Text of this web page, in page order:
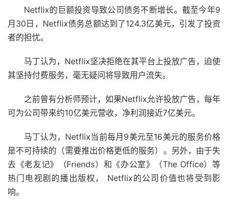
Netflix的巨额投资导致公司债务不断增长。截至今年9
月30日，Netflix债务总额达到了124.3亿美元，引发了投资
者的担忧。
马丁认为，Netflix坚决拒绝在其平台上投放广告，迫使
其坚持付费服务，毫无疑问将导致用户流失。
之前曾有分析师预计，如果Netflix允许投放广告，每年
可为公司带来约10亿美元营收，净利润接近7亿美元。
马丁认为，Netflix当前每月9美元至16美元的服务价格
是不可持续的（需要推出价格更低的服务）。另外，由于失
去《老友记》（Friends）和《办公室》（The Office）等
热门电视剧的播出版权， Netflix的公司价值也将受到影
响。